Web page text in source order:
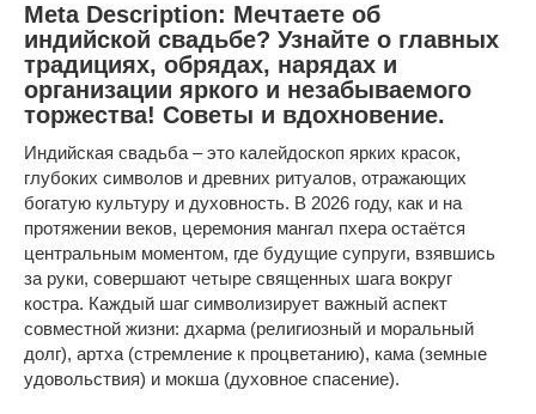
Meta Description: Мечтаете об
индийской свадьбе? Узнайте о главных
традициях, обрядах, нарядах и
организации яркого и незабываемого
торжества! Советы и вдохновение.
Индийская свадьба – это калейдоскоп ярких красок,
глубоких символов и древних ритуалов, отражающих
богатую культуру и духовность. В 2026 году, как и на
протяжении веков, церемония мангал пхера остаётся
центральным моментом, где будущие супруги, взявшись
за руки, совершают четыре священных шага вокруг
костра. Каждый шаг символизирует важный аспект
совместной жизни: дхарма (религиозный и моральный
долг), артха (стремление к процветанию), кама (земные
удовольствия) и мокша (духовное спасение).